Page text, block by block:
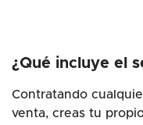
¿Qué incluye el
Contratando
venta, creas tu